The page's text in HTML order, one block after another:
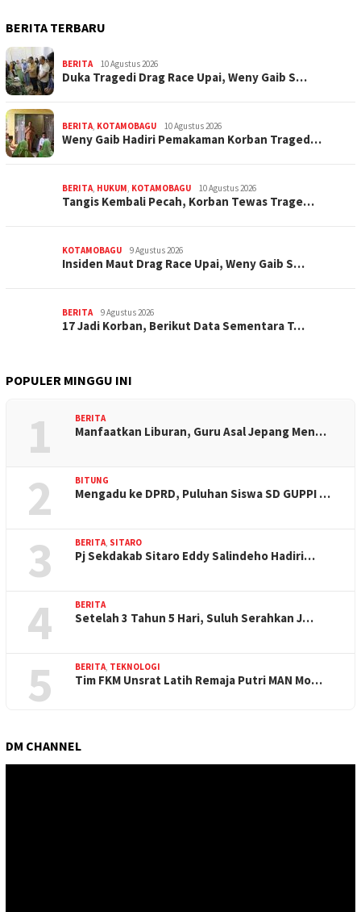
BERITA TERBARU
BERITA 10 Agustus 2026
Duka Tragedi Drag Race Upai, Weny Gaib S…
BERITA KOTAMOBAGU 10 Agustus 2026
Weny Gaib Hadiri Pemakaman Korban Traged…
BERITA HUKUM KOTAMOBAGU 10 Agustus 2026
Tangis Kembali Pecah, Korban Tewas Trage…
KOTAMOBAGU 9 Agustus 2026
Insiden Maut Drag Race Upai, Weny Gaib S…
BERITA 9 Agustus 2026
17 Jadi Korban, Berikut Data Sementara T…
POPULER MINGGU INI
1 BERITA
Manfaatkan Liburan, Guru Asal Jepang Men…
2 BITUNG
Mengadu ke DPRD, Puluhan Siswa SD GUPPI …
3 BERITA SITARO
Pj Sekdakab Sitaro Eddy Salindeho Hadiri…
4 BERITA
Setelah 3 Tahun 5 Hari, Suluh Serahkan J…
5 BERITA TEKNOLOGI
Tim FKM Unsrat Latih Remaja Putri MAN Mo…
DM CHANNEL